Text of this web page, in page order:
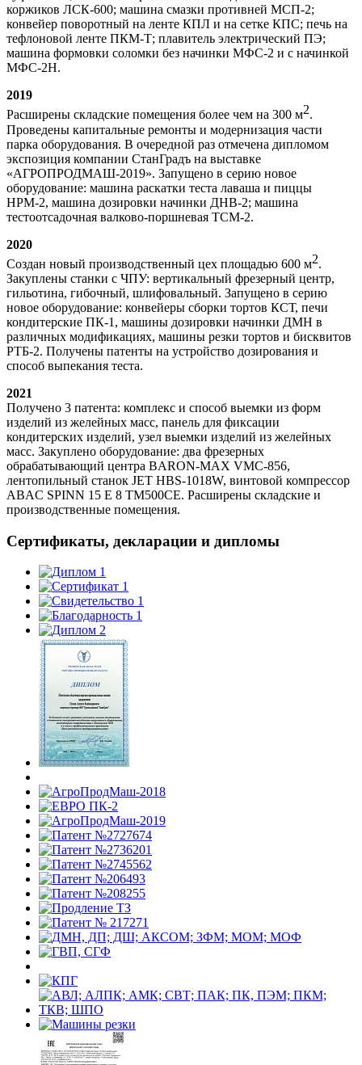
коржиков ЛСК-600; машина смазки противней МСП-2;
конвейер поворотный на ленте КПЛ и на сетке КПС; печь на
тефлоновой ленте ПКМ-Т; плавитель электрический ПЭ;
машина формовки соломки без начинки МФС-2 и с начинкой
МФС-2Н.
2019
Расширены складские помещения более чем на 300 м2.
Проведены капитальные ремонты и модернизация части
парка оборудования. В очередной раз отмечена дипломом
экспозиция компании СтанГрадъ на выставке
«АГРОПРОДМАШ-2019». Запущено в серию новое
оборудование: машина раскатки теста лаваша и пиццы
НРМ-2, машина дозировки начинки ДНВ-2; машина
тестоотсадочная валково-поршневая ТСМ-2.
2020
Создан новый производственный цех площадью 600 м2.
Закуплены станки с ЧПУ: вертикальный фрезерный центр,
гильотина, гибочный, шлифовальный. Запущено в серию
новое оборудование: конвейеры сборки тортов КСТ, печи
кондитерские ПК-1, машины дозировки начинки ДМН в
различных модификациях, машины резки тортов и бисквитов
РТБ-2. Получены патенты на устройство дозирования и
способ выпекания теста.
2021
Получено 3 патента: комплекс и способ выемки из форм
изделий из желейных масс, панель для фиксации
кондитерских изделий, узел выемки изделий из желейных
масс. Закуплено оборудование: два фрезерных
обрабатывающий центра BARON-MAX VMC-856,
лентопильный станок JET HBS-1018W, винтовой компрессор
ABAС SPINN 15 E 8 TM500CE. Расширены складские и
производственные помещения.
Сертификаты, декларации и дипломы